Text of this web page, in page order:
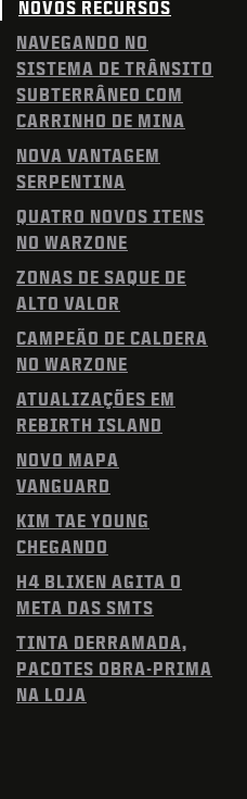
NOVOS RECURSOS
NAVEGANDO NO
SISTEMA DE TRÂNSITO
SUBTERRÂNEO COM
CARRINHO DE MINA
NOVA VANTAGEM
SERPENTINA
QUATRO NOVOS ITENS
NO WARZONE
ZONAS DE SAQUE DE
ALTO VALOR
CAMPEÃO DE CALDERA
NO WARZONE
ATUALIZAÇÕES EM
REBIRTH ISLAND
NOVO MAPA
VANGUARD
KIM TAE YOUNG
CHEGANDO
H4 BLIXEN AGITA O
META DAS SMTS
TINTA DERRAMADA,
PACOTES OBRA-PRIMA
NA LOJA